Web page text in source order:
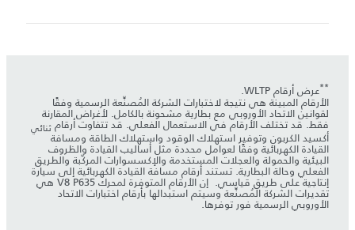
**عرض أرقام WLTP.
الأرقام المبينة هي نتيجة لاختبارات الشركة المُصنِّعة الرسمية وفقًا
لقوانين الاتحاد الأوروبي مع بطارية مشحونة بالكامل. لأغراض المقارنة
فقط. قد تختلف الأرقام في الاستعمال الفعلي. قد تتفاوت أرقامثنائي
أكسيد الكربون وتوفير استهلاك الوقود واستهلاك الطاقة ومسافة
القيادة الكهربائية وفقًا لعوامل محددة مثل أساليب القيادة والظروف
البيئية والحمولة والعجلات المستخدمة والإكسسوارات المركّبة والطريق
الفعلي وحالة البطارية. تستند أرقام مسافة القيادة الكهربائية إلى سيارة
إنتاجية على طريق قياسي. إن الأرقام المتوفرة لمحرك V8 P635 هي
تقديرات الشركة المُصنِّعة وسيتم استبدالها بأرقام اختبارات الاتحاد
الأوروبي الرسمية فور توفرها.